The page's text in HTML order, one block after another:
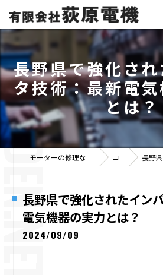
長野県で強化さ
タ技術：最新電
とは？
コラム 長野県で強
長野県で強化されたイン
電気機器の実力とは？
2024/09/09